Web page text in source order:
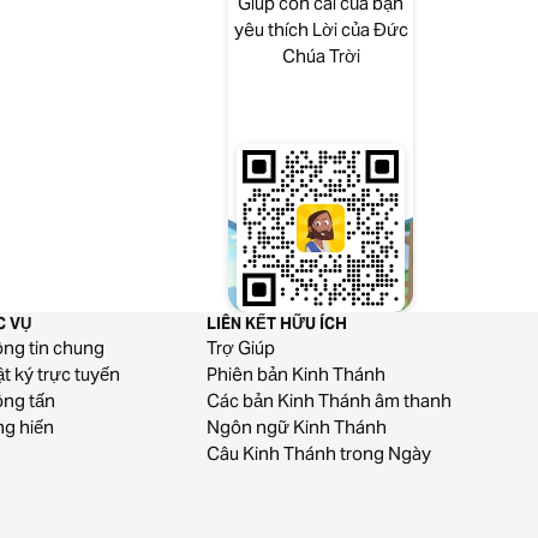
yêu thích Lời của Đức
Chúa Trời
VỤ
tin chung
ký trực tuyến
tấn
hiến
LIÊN KẾT HỮU ÍCH
Trợ Giúp
Phiên bản Kinh Thánh
Các bản Kinh Thánh âm thanh
Ngôn ngữ Kinh Thánh
Câu Kinh Thánh trong Ngày